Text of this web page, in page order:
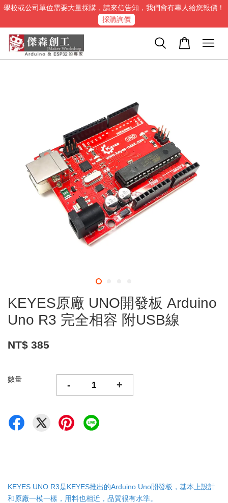
學校或公司單位需要大量採購，請來信告知，我們會有專人給您報價！
採購詢價
KEYES原廠 UNO開發板 Arduino
Uno R3 完全相容 附USB線
NT$ 385
數量 - +
KEYES UNO R3是KEYES推出的Arduino Uno開發板，基本上設計
和原廠一模一樣，用料也相近，品質很有水準。